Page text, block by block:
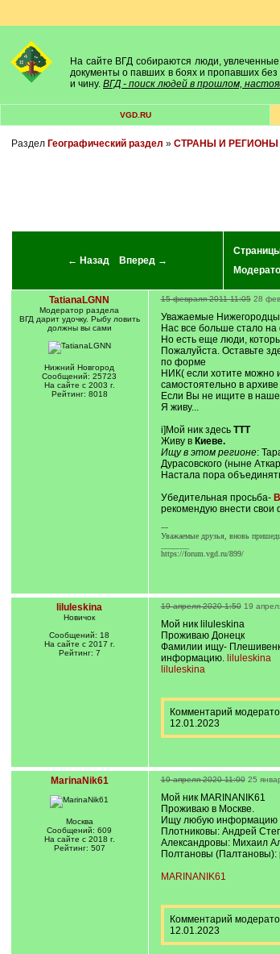
На сайте ВГД собираются люди, увлеченные
документы о павших в боях и пропавших без
и чину. ВГД - поиск людей в прошлом,
VGD.RU
Раздел Географический раздел » СТРАНЫ И РЕГИОНЫ
← Назад Вперед →
TatianaLGNN
Модератор раздела
ВГД дарит удочку. Рыбу ловить
должны вы сами
Нижний Новгород
Сообщений: 25723
На сайте с 2003 г.
Рейтинг: 8018
15 февраля 2011 11:05 28
Уважаемые Нижегородцы,
Нас все больше стало
Но есть еще люди,
Пожалуйста. Оставьте
по форме
НИК( если хотите можно
самостоятельно в
Если Вы не ищите в
Я живу...
i]Мой ник здесьТТТ
Живу в Киеве.
Ищу в этом регионе:
Дурасовского (ныне
Настала пора
Убедительная просьба-
рекомендую внести свои
---
Уважаемые друзья, вновь
https://forum.vgd.ru/899/
liluleskina
Новичок
Сообщений: 18
На сайте с 2017 г.
Рейтинг: 7
19 апреля 2020 1:50 19
Мой ник liluleskina
Проживаю Донецк
Фамилии ищу-
информацию. liluleskina
liluleskina
Комментарий
12.01.2023
MarinaNik61
Москва
Сообщений: 609
На сайте с 2018 г.
Рейтинг: 507
19 апреля 2020 11:00 25
Мой ник MARINANIK61
Проживаю в Москве.
Ищу любую информацию
Плотниковы: Андрей
Александровы: Михаил
Полтановы (Палтановы):
MARINANIK61
Комментарий
12.01.2023